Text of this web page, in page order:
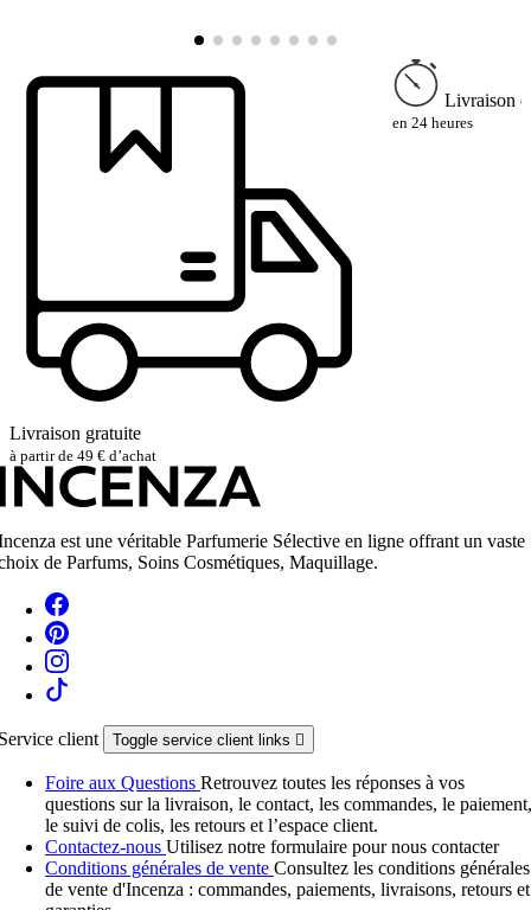
Livraison gratuite
à partir de 49 € d’achat
Livraison
en 24 heures
est une véritable Parfumerie Sélective en ligne offrant un vaste
de Parfums, Soins Cosmétiques, Maquillage.
client Toggle service client links 
Foire aux Questions Retrouvez toutes les réponses à vos
questions sur la livraison, le contact, les commandes, le paiement,
le suivi de colis, les retours et l’espace client.
Contactez-nous Utilisez notre formulaire pour nous contacter
Conditions générales de vente Consultez les conditions générales
de vente d'Incenza : commandes, paiements, livraisons, retours et